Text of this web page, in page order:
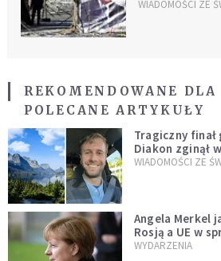
WIADOMOŚCI ZE
REKOMENDOWANE
POLECANE ARTYKUŁY
Tragiczny
Diakon zginął
WIADOMOŚCI ZE
Angela Merkel
Rosją a UE w
WYDARZENIA